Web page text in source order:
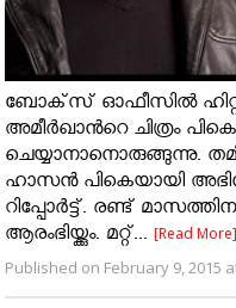
ബോക്‌സ് ഓഫീസില്‍
അമീര്‍ഖാൻറെ ചിത്രം
ചെയ്യാനാനൊരുങ്ങുന്നു.
ഹാസൻ പികെയായി
റിപ്പോർട്ട്. രണ്ട്
ആരംഭിയ്ക്കും. മറ്റ്...[Read More]
Published on February 9, 2015